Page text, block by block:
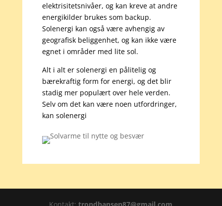
elektrisitetsnivåer, og kan kreve at andre
energikilder brukes som backup.
Solenergi kan også være avhengig av
geografisk beliggenhet, og kan ikke være
egnet i områder med lite sol.
Alt i alt er solenergi en pålitelig og
bærekraftig form for energi, og det blir
stadig mer populært over hele verden.
Selv om det kan være noen utfordringer,
kan solenergi